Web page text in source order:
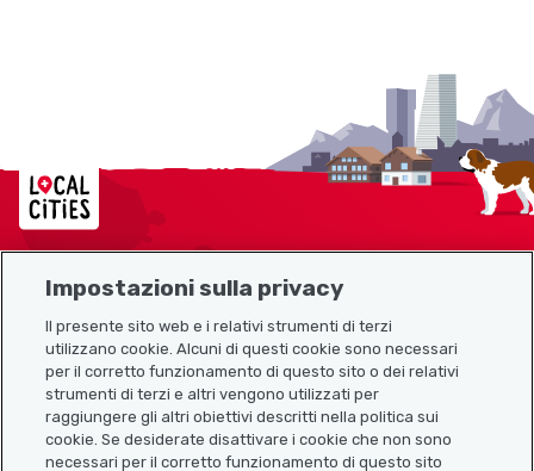
Localcities
Link utili
Scarica l’app Localcities
Impostazioni sulla privacy
Il presente sito web e i relativi strumenti di terzi
utilizzano cookie. Alcuni di questi cookie sono necessari
per il corretto funzionamento di questo sito o dei relativi
strumenti di terzi e altri vengono utilizzati per
raggiungere gli altri obiettivi descritti nella politica sui
cookie. Se desiderate disattivare i cookie che non sono
necessari per il corretto funzionamento di questo sito